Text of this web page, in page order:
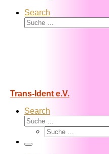
Search
Suche
Trans-Ident e.V.
Search
Suche
Suche
Menü